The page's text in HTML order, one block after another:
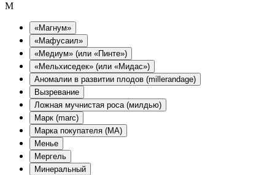
M
«Магнум»
«Мафусаил»
«Медиум» (или «Пинте»)
«Мельхиседек» (или «Мидас»)
Аномалии в развитии плодов (millerandage)
Вызревание
Ложная мучнистая роса (милдью)
Марк (marc)
Марка покупателя (MA)
Менье
Мергель
Минеральный